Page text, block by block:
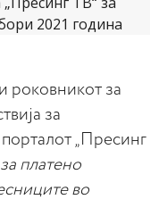
роковникот за
за
„Пресинг
платено
во